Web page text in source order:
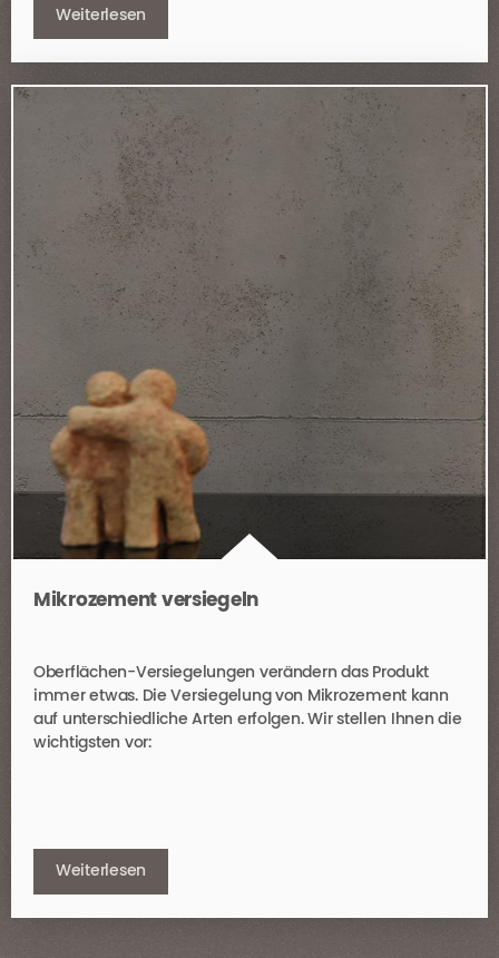
Weiterlesen
Mikrozement versiegeln
Oberflächen-Versiegelungen verändern das Produkt
immer etwas. Die Versiegelung von Mikrozement kann
auf unterschiedliche Arten erfolgen. Wir stellen Ihnen die
wichtigsten vor:
Weiterlesen